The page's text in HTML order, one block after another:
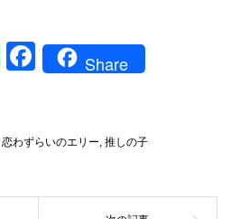
Li
F
e
o
Share
恋わずらいのエリー, 推しの子